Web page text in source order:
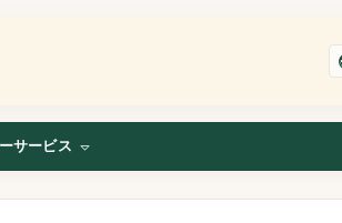
サービス